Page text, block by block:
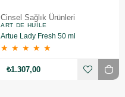
Cinsel Sağlık Ürünleri
ART DE HUILE
Artue Lady Fresh 50 ml
★ ★ ★ ★ ★
₺1.307,00